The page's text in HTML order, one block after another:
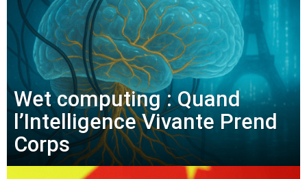
Wet computing : Quand
l’Intelligence Vivante Prend
Corps